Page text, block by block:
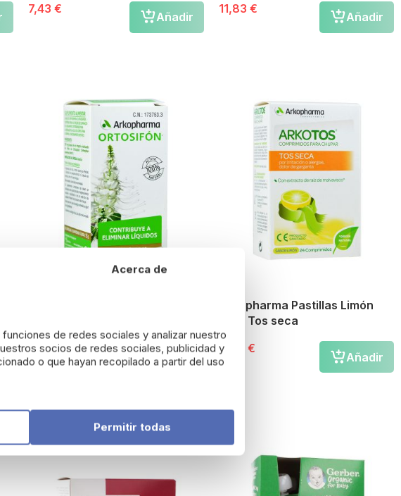
7,43 €
Añadir
11,83 €
Añadir
7,87 €
Añadir
Arkopharma Pastillas Limón
para Tos seca
6,63 €
Añadir
Acerca de
de redes sociales y analizar nuestro
socios de redes sociales, publicidad y
o que hayan recopilado a partir del uso
Permitir todas